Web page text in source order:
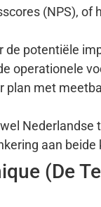
(NPS), of
de potentiële
operationele
met
Nederlandse
aan
(De